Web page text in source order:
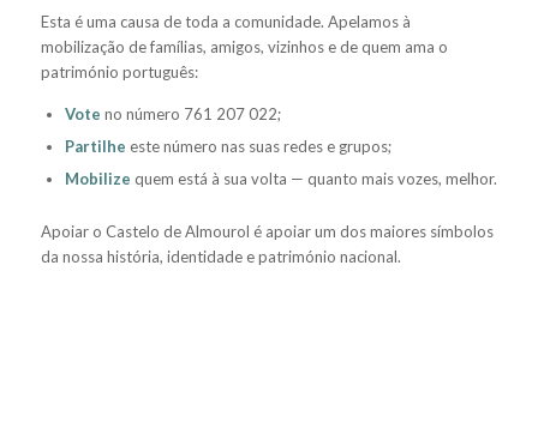
Esta é uma causa de toda a comunidade. Apelamos à
mobilização de famílias, amigos, vizinhos e de quem ama o
património português:
Vote no número 761 207 022;
Partilhe este número nas suas redes e grupos;
Mobilize quem está à sua volta — quanto mais vozes, melhor.
Apoiar o Castelo de Almourol é apoiar um dos maiores símbolos
da nossa história, identidade e património nacional.